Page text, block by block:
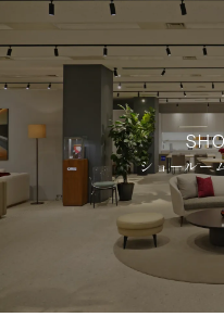
ショールー